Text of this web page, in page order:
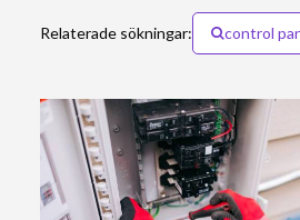
Relaterade sökningar: control